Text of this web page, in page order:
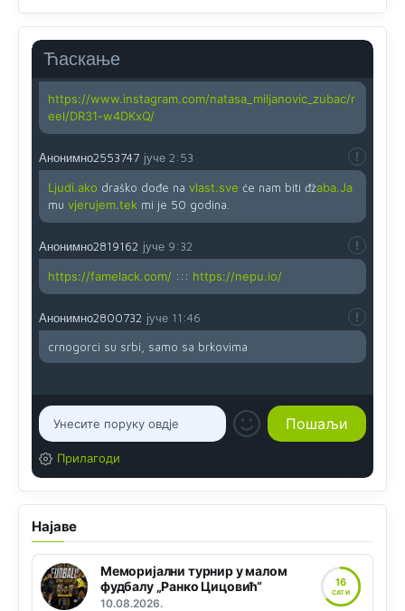
Ћаскање
Yes,nekada je bila corava kutija za IZBORE a danas su
coravi biraci.
Анонимно2819162
https://www.instagram.com/natasa_miljanovic_zubac/r
eel/DR31-w4DKxQ/
Анонимно2553747 јуче 2:53
Ljudi.ako draško dođe na vlast.sve će nam biti đžaba.Ja
mu vjerujem.tek mi je 50 godina.
Анонимно2819162 јуче 9:32
https://famelack.com/ ::: https://nepu.io/
Анонимно2800732 јуче 11:46
crnogorci su srbi, samo sa brkovima
Прилагоди
Најаве
Меморијални турнир у малом
фудбалу „Ранко Цицовић“
10.08.2026.
16
САТИ